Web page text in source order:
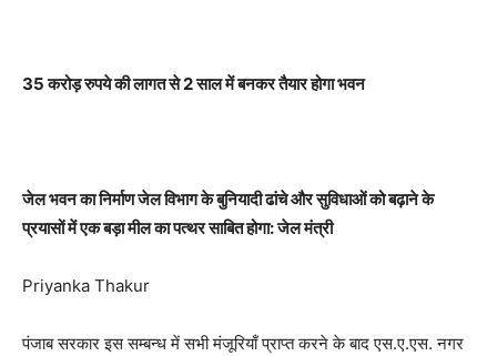
35 करोड़ रुपये की लागत से 2 साल में बनकर तैयार होगा भवन
जेल भवन का निर्माण जेल विभाग के बुनियादी ढांचे और सुविधाओं को बढ़ाने के
प्रयासों में एक बड़ा मील का पत्थर साबित होगा: जेल मंत्री
Priyanka Thakur
पंजाब सरकार इस सम्बन्ध में सभी मंजूरियाँ प्राप्त करने के बाद एस.ए.एस. नगर